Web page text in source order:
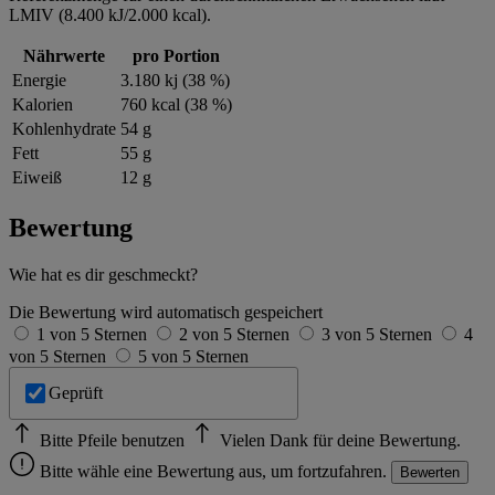
LMIV (8.400 kJ/2.000 kcal).
Nährwerte
pro Portion
Energie
3.180 kj (38 %)
Kalorien
760 kcal (38 %)
Kohlenhydrate 54 g
Fett
55 g
Eiweiß
12 g
Bewertung
Wie hat es dir geschmeckt?
Die Bewertung wird automatisch gespeichert
1 von 5 Sternen
2 von 5 Sternen 3 von 5 Sternen
4
von 5 Sternen
5 von 5 Sternen
Geprüft
Bitte Pfeile benutzen
Vielen Dank für deine Bewertung.
Bitte wähle eine Bewertung aus, um fortzufahren.
Bewerten